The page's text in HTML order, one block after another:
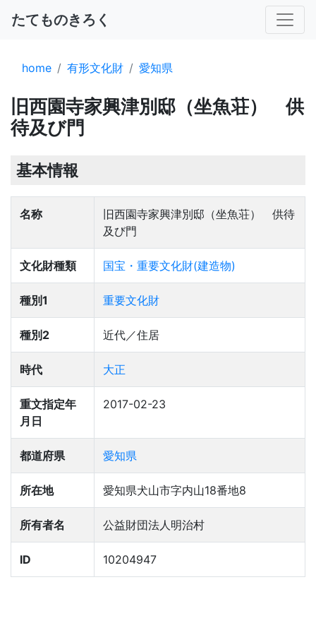
たてものきろく
home 有形文化財 愛知県
旧西園寺家興津別邸（坐魚荘） 供
待及び門
基本情報
名称
旧西園寺家興津別邸（坐魚荘） 供待
及び門
文化財種類 国宝・重要文化財(建造物)
種別1 重要文化財
種別2 近代／住居
時代 大正
重文指定年
月日
2017-02-23
都道府県 愛知県
所在地 愛知県犬山市字内山18番地8
所有者名 公益財団法人明治村
ID 10204947